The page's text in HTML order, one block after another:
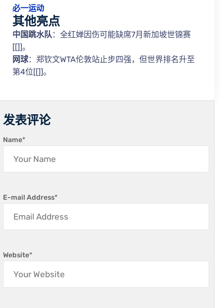
必一运动
其他亮点
中国跳水队：全红婵因伤可能缺席7月新加坡世锦赛
[[]]。
网球：郑钦文WTA伦敦站止步四强，但世界排名升至
第4位[[]]。
发表评论
Name*
E-mail Address*
Website*